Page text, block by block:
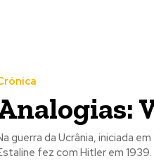
guerra da Ucrânia, iniciada
fez com Hitler em